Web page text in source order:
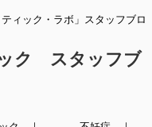
ィック・ラボ」スタッフブロ
ク スタッフブ